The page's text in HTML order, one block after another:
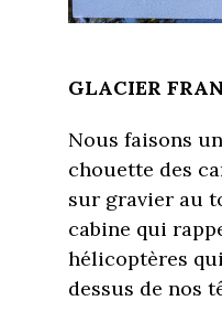
GLACIER
Nous faisons
chouette des
sur gravier au
cabine qui
hélicoptères
dessus de nos